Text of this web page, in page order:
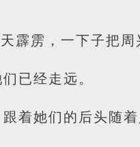
霹雳，一下子把
已经走远。
着她们的后头随